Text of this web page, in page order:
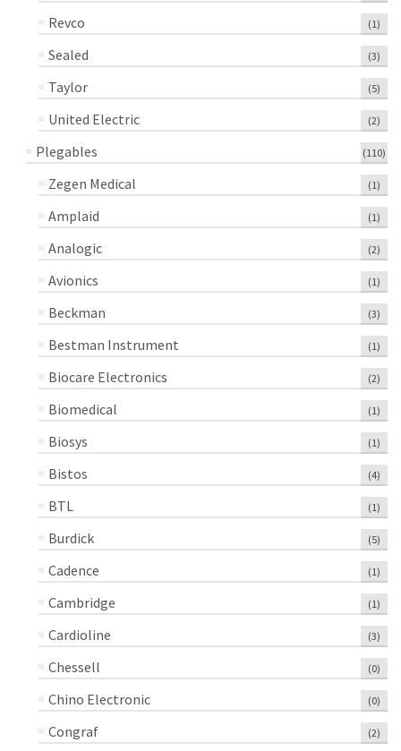
Revco (1)
Sealed (3)
Taylor (5)
United Electric (2)
Plegables (110)
Zegen Medical (1)
Amplaid (1)
Analogic (2)
Avionics (1)
Beckman (3)
Bestman Instrument (1)
Biocare Electronics (2)
Biomedical (1)
Biosys (1)
Bistos (4)
BTL (1)
Burdick (5)
Cadence (1)
Cambridge (1)
Cardioline (3)
Chessell (0)
Chino Electronic (0)
Congraf (2)